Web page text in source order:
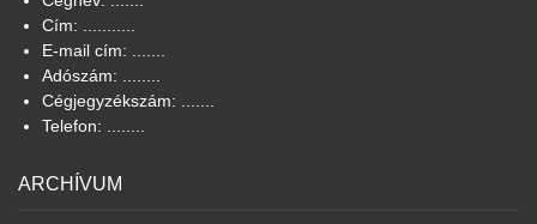
Cím: ...........
E-mail cím: .......
Adószám: ........
Cégjegyzékszám: .......
Telefon: ........
ARCHÍVUM